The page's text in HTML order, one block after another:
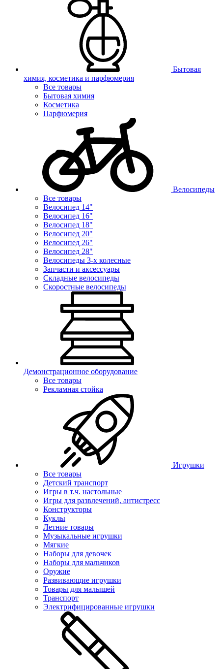
Бытовая
химия, косметика и парфюмерия
Все товары
Бытовая химия
Косметика
Парфюмерия
Велосипеды
Все товары
Велосипед 14"
Велосипед 16"
Велосипед 18"
Велосипед 20"
Велосипед 26"
Велосипед 28"
Велосипеды 3-х колесные
Запчасти и аксессуары
Складные велосипеды
Скоростные велосипеды
Демонстрационное оборудование
Все товары
Рекламная стойка
Игрушки
Все товары
Детский транспорт
Игры в т.ч. настольные
Игры для развлечений, антистресс
Конструкторы
Куклы
Летние товары
Музыкальные игрушки
Мягкие
Наборы для девочек
Наборы для мальчиков
Оружие
Развивающие игрушки
Товары для малышей
Транспорт
Электрифицированные игрушки